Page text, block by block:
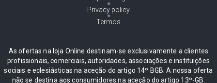
Privacy policy
Termos
As ofertas na loja Online destinam-se exclusivamente a clientes
profissionais, comerciais, autoridades, associações e instituições
sociais e eclesiásticas na aceção do artigo 14º BGB. A nossa oferta
não se destina aos consumidores na aceção do artigo 13º-GB.